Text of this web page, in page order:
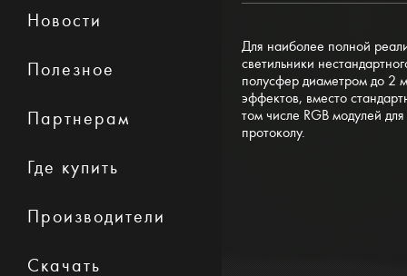
Для наиболее полной
светильники
полусфер диаметром до 2
эффектов, вместо
том числе RGB модулей
протоколу.
Новости
Полезное
Партнерам
Где купить
Производители
Скачать